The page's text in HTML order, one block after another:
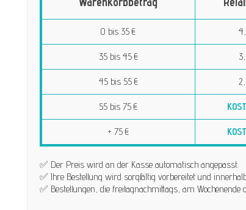
0 bis 35 €
35 bis 45 €
45 bis 55 €
55 bis 75 €
+ 75 €
✅ Der Preis wird an der Kasse automatisch angepasst.
✅ Ihre Bestellung wird sorgfältig vorbereitet und
✅ Bestellungen, die freitagnachmittags, am